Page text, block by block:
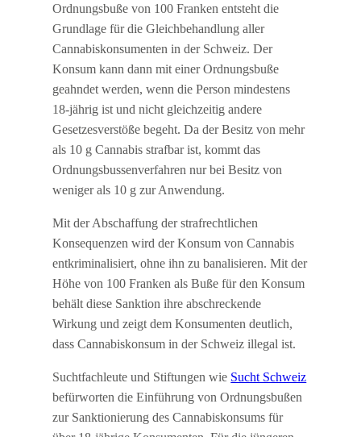
Ordnungsbuße von 100 Franken entsteht die
Grundlage für die Gleichbehandlung aller
Cannabiskonsumenten in der Schweiz. Der
Konsum kann dann mit einer Ordnungsbuße
geahndet werden, wenn die Person mindestens
18-jährig ist und nicht gleichzeitig andere
Gesetzesverstöße begeht. Da der Besitz von mehr
als 10 g Cannabis strafbar ist, kommt das
Ordnungsbussenverfahren nur bei Besitz von
weniger als 10 g zur Anwendung.
Mit der Abschaffung der strafrechtlichen
Konsequenzen wird der Konsum von Cannabis
entkriminalisiert, ohne ihn zu banalisieren. Mit der
Höhe von 100 Franken als Buße für den Konsum
behält diese Sanktion ihre abschreckende
Wirkung und zeigt dem Konsumenten deutlich,
dass Cannabiskonsum in der Schweiz illegal ist.
Suchtfachleute und Stiftungen wie Sucht Schweiz
befürworten die Einführung von Ordnungsbußen
zur Sanktionierung des Cannabiskonsums für